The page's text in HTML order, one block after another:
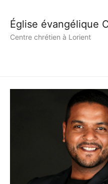
Église évangélique
Centre chrétien à Lorient